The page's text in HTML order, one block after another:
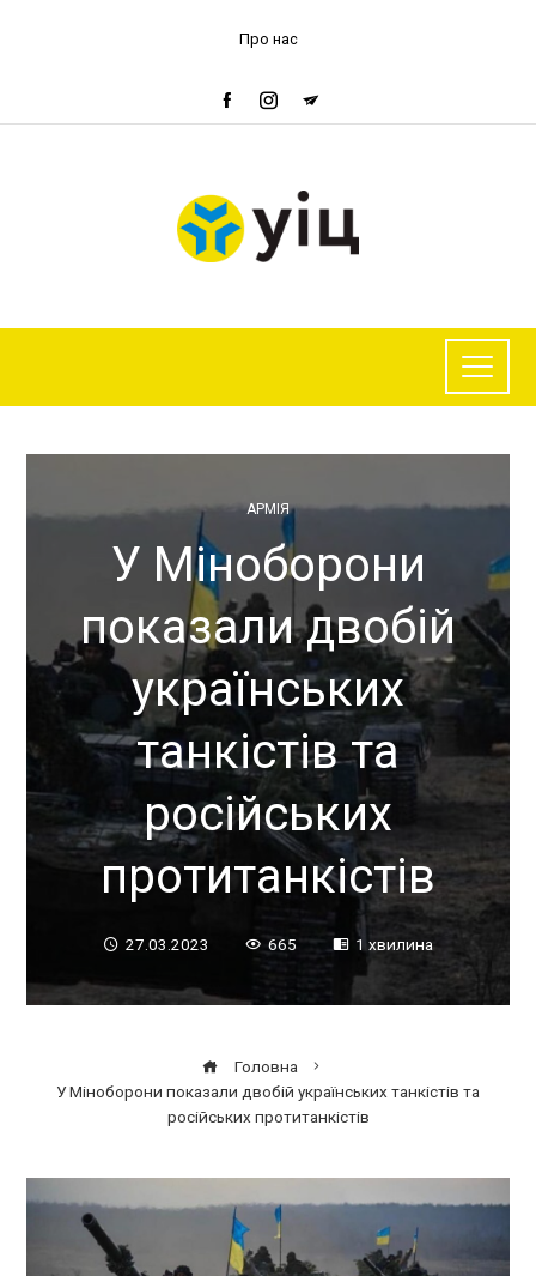
Про нас
АРМІЯ
У Міноборони
показали двобій
українських
танкістів та
російських
протитанкістів
27.03.2023 665 1 хвилина
Головна
У Міноборони показали двобій українських танкістів та
російських протитанкістів